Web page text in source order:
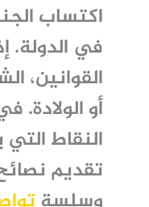
اكتساب
في الدولة.
القوانين،
أو الولادة.
النقاط
تقديم